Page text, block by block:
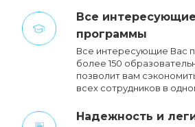
Все
программы
Все интересующие Вас
более 150
позволит вам
всех сотрудников в
Надежность и